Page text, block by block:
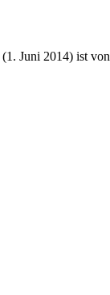
(1. Juni 2014) ist von